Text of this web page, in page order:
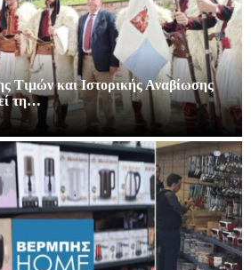
Τιμών και Ιστορικής Αναβίωσης
τη…